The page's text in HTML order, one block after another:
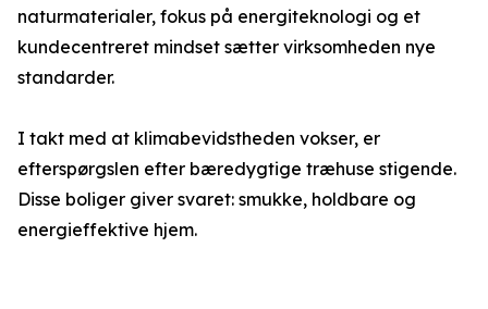
naturmaterialer, fokus på energiteknologi og et
kundecentreret mindset sætter virksomheden nye
standarder.
I takt med at klimabevidstheden vokser, er
efterspørgslen efter bæredygtige træhuse stigende.
Disse boliger giver svaret: smukke, holdbare og
energieffektive hjem.